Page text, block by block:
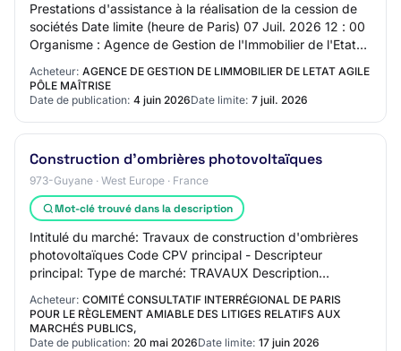
Prestations d'assistance à la réalisation de la cession de
sociétés Date limite (heure de Paris) 07 Juil. 2026 12 : 00
Organisme : Agence de Gestion de l'Immobilier de l'Etat
Acheteur: AGENCE DE GESTION DE LIMMOBILIER DE LETAT AGILE
PÔLE MAÎTRISE
Date de publication: 4 juin 2026Date limite: 7 juil. 2026
Construction d'ombrières photovoltaïques
973-Guyane · West Europe · France
Mot-clé trouvé dans la description
Intitulé du marché: Travaux de construction d'ombrières
photovoltaïques Code CPV principal - Descripteur
principal: Type de marché: TRAVAUX Description
succincte du marché: Marché ayant pour objet le…
Acheteur: COMITÉ CONSULTATIF INTERRÉGIONAL DE PARIS
POUR LE RÈGLEMENT AMIABLE DES LITIGES RELATIFS AUX
MARCHÉS PUBLICS,
Date de publication: 20 mai 2026Date limite: 17 juin 2026